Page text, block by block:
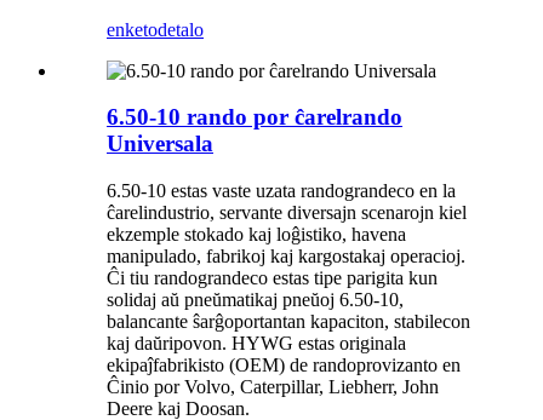
enketodetalo
6.50-10 rando por ĉarelrando
Universala
6.50-10 estas vaste uzata randograndeco en la
ĉarelindustrio, servante diversajn scenarojn kiel
ekzemple stokado kaj loĝistiko, havena
manipulado, fabrikoj kaj kargostakaj operacioj.
Ĉi tiu randograndeco estas tipe parigita kun
solidaj aŭ pneŭmatikaj pneŭoj 6.50-10,
balancante ŝarĝoportantan kapaciton, stabilecon
kaj daŭripovon. HYWG estas originala
ekipaĵfabrikisto (OEM) de randoprovizanto en
Ĉinio por Volvo, Caterpillar, Liebherr, John
Deere kaj Doosan.